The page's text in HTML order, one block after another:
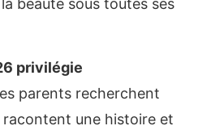
beauté sous toutes ses
privilégie
parents recherchent
racontent une histoire et